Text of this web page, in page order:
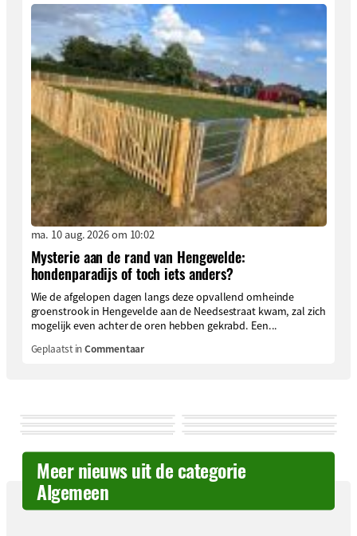
ma. 10 aug. 2026 om 10:02
Mysterie aan de rand van Hengevelde:
hondenparadijs of toch iets anders?
Wie de afgelopen dagen langs deze opvallend omheinde
groenstrook in Hengevelde aan de Needsestraat kwam, zal zich
mogelijk even achter de oren hebben gekrabd. Een...
Geplaatst inCommentaar
Meer nieuws uit de categorie
Algemeen